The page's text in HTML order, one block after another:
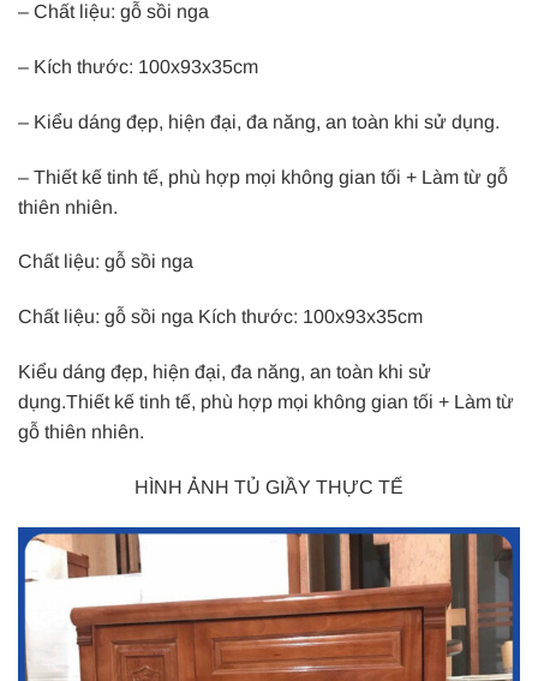
– Chất liệu: gỗ sồi nga
– Kích thước: 100x93x35cm
– Kiểu dáng đẹp, hiện đại, đa năng, an toàn khi sử dụng.
– Thiết kế tinh tế, phù hợp mọi không gian tối + Làm từ gỗ
thiên nhiên.
Chất liệu: gỗ sồi nga
Chất liệu: gỗ sồi nga Kích thước: 100x93x35cm
Kiểu dáng đẹp, hiện đại, đa năng, an toàn khi sử
dụng.Thiết kế tinh tế, phù hợp mọi không gian tối + Làm từ
gỗ thiên nhiên.
HÌNH ẢNH TỦ GIẦY THỰC TẾ